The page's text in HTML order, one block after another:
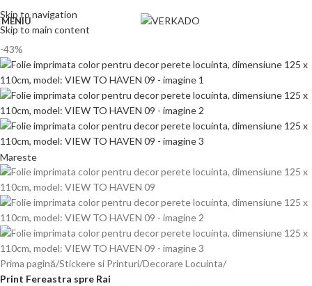
Skip to navigation
Skip to main content
MENIU
-43%
Mareste
Prima pagină Stickere si Printuri Decorare Locuinta
Print Fereastra spre Rai